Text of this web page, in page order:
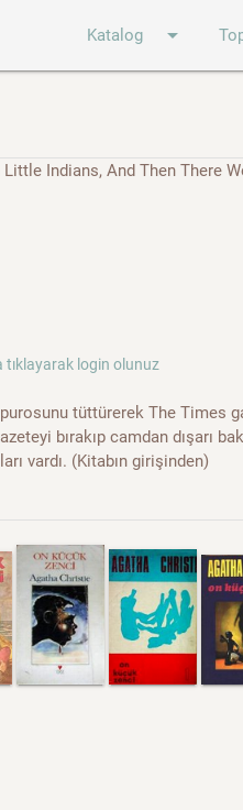
Katalog arrow_drop_down
Indians, And Then There
tıklayarak login olunuz
tüttürerek The Times
bırakıp camdan dışarı
vardı. (Kitabın girişinden)